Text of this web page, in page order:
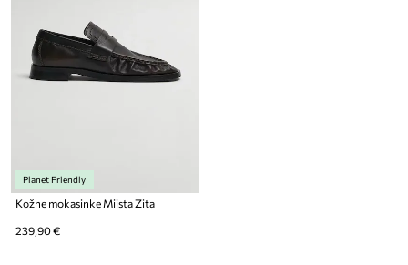
Planet Friendly
Kožne mokasinke Miista Zita
239,90 €